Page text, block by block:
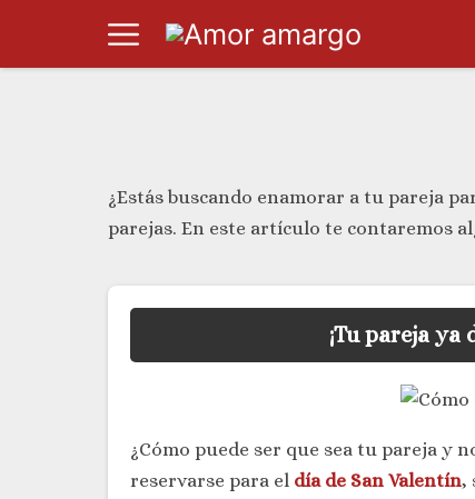
¿Estás buscando enamorar a tu pareja
parejas. En este artículo te contaremos
¡Tu pareja
¿Cómo puede ser que sea tu pareja y
reservarse para el día de San Valentín,